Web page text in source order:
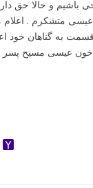
باشیم و حالا حق
متشکرم .
به گناهان خود
عیسی مسیح پسر
Odnoklassniki